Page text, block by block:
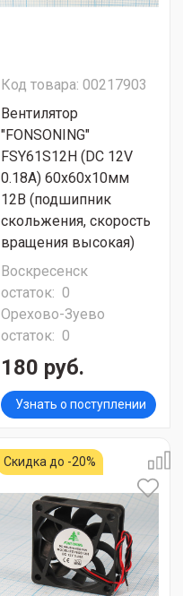
Код товара: 00217903
Вентилятор
"FONSONING"
FSY61S12H (DC 12V
0.18A) 60х60х10мм
12В (подшипник
скольжения, скорость
вращения высокая)
Воскресенск
остаток: 0
Орехово-Зуево
остаток: 0
180 руб.
Узнать о поступлении
Скидка до -20%